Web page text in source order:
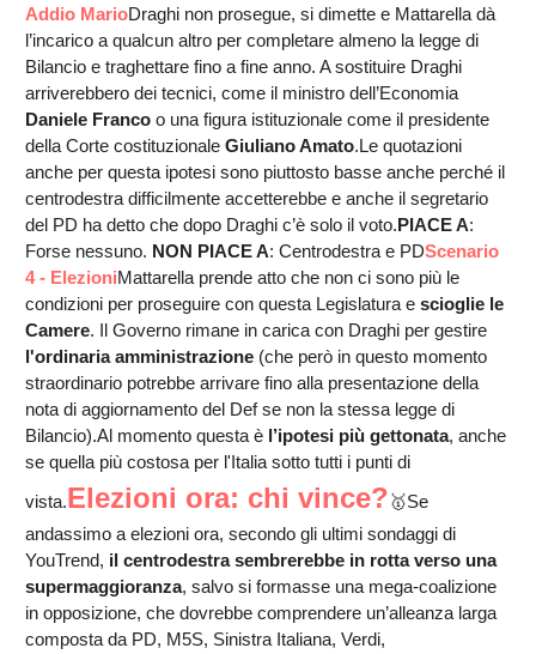
Addio MarioDraghi non prosegue, si dimette e Mattarella dà
l’incarico a qualcun altro per completare almeno la legge di
Bilancio e traghettare fino a fine anno. A sostituire Draghi
arriverebbero dei tecnici, come il ministro dell’Economia
Daniele Franco o una figura istituzionale come il presidente
della Corte costituzionale Giuliano Amato.Le quotazioni
anche per questa ipotesi sono piuttosto basse anche perché il
centrodestra difficilmente accetterebbe e anche il segretario
del PD ha detto che dopo Draghi c’è solo il voto.PIACE A:
Forse nessuno. NON PIACE A: Centrodestra e PDScenario
4 - ElezioniMattarella prende atto che non ci sono più le
condizioni per proseguire con questa Legislatura e scioglie le
Camere. Il Governo rimane in carica con Draghi per gestire
l'ordinaria amministrazione (che però in questo momento
straordinario potrebbe arrivare fino alla presentazione della
nota di aggiornamento del Def se non la stessa legge di
Bilancio).Al momento questa è l’ipotesi più gettonata, anche
se quella più costosa per l'Italia sotto tutti i punti di
vista.Elezioni ora: chi vince?🥇Se
andassimo a elezioni ora, secondo gli ultimi sondaggi di
YouTrend, il centrodestra sembrerebbe in rotta verso una
supermaggioranza, salvo si formasse una mega-coalizione
in opposizione, che dovrebbe comprendere un’alleanza larga
composta da PD, M5S, Sinistra Italiana, Verdi,